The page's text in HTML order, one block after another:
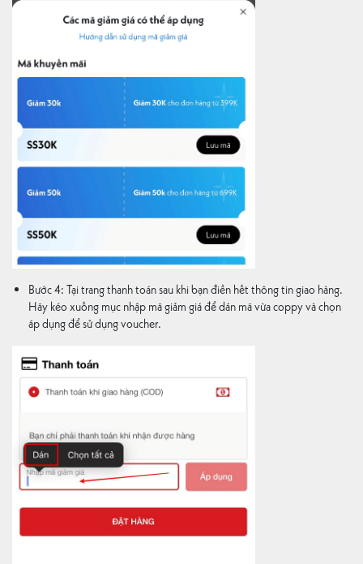
Bước 4: Tại trang thanh toán sau khi bạn điền hết thông tin giao hàng.
Hãy kéo xuống mục nhập mã giảm giá để dán mã vừa coppy và chọn
áp dụng để sử dụng voucher.